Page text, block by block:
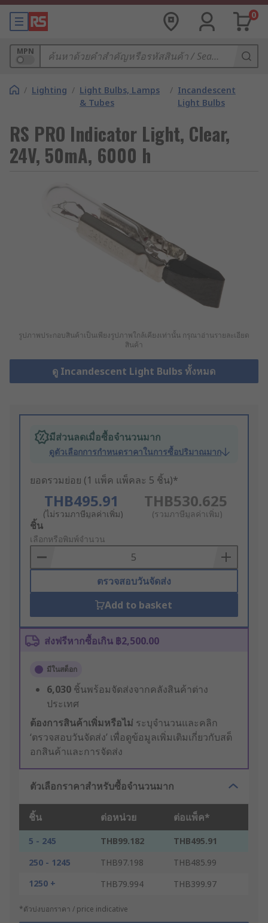
0
MPN
/ Lighting / Light Bulbs, Lamps
& Tubes
/ Incandescent
Light Bulbs
RS PRO Indicator Light, Clear,
24V, 50mA, 6000 h
รูปภาพประกอบสินค้าเป็นเพียงรูปภาพใกล้เคียงเท่านั้น กรุณาอ่านรายละเอียด
สินค้า
ดู Incandescent Light Bulbs ทั้งหมด
มีส่วนลดเมื่อซื้อจำนวนมาก
ดูตัวเลือกการกำหนดราคาในการซื้อปริมาณมาก
ยอดรวมย่อย (1 แพ็ค แพ็คละ 5 ชิ้น)*
THB495.91
(ไม่รวมภาษีมูลค่าเพิ่ม)
THB530.625
(รวมภาษีมูลค่าเพิ่ม)
Add
to
Basket
ชิ้น
เลือกหรือพิมพ์จำนวน
ตรวจสอบวันจัดส่ง
Add to basket
ส่งฟรีหากซื้อเกิน ฿2,500.00
มีในสต็อก
6,030 ชิ้นพร้อมจัดส่งจากคลังสินค้าต่าง
ประเทศ
ต้องการสินค้าเพิ่มหรือไม่ ระบุจำนวนและคลิก
‘ตรวจสอบวันจัดส่ง’ เพื่อดูข้อมูลเพิ่มเติมเกี่ยวกับสต็
อกสินค้าและการจัดส่ง
ตัวเลือกราคาสำหรับซื้อจำนวนมาก
ชิ้น ต่อหน่วย ต่อแพ็ค*
5 - 245 THB99.182
THB495.91
250 - 1245
THB97.198
THB485.99
1250 +
THB79.994 THB399.97
*ตัวบ่งบอกราคา / price indicative